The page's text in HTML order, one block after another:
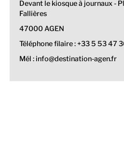
Devant le kiosque à journaux -
Fallières
47000 AGEN
Téléphone filaire : +33 5 53 47
Mél : info@destination-agen.fr